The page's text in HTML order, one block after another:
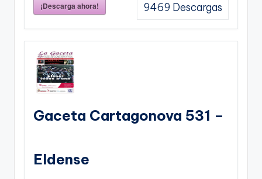
¡Descarga ahora! 9469 Descargas
Gaceta Cartagonova 531 –
Eldense